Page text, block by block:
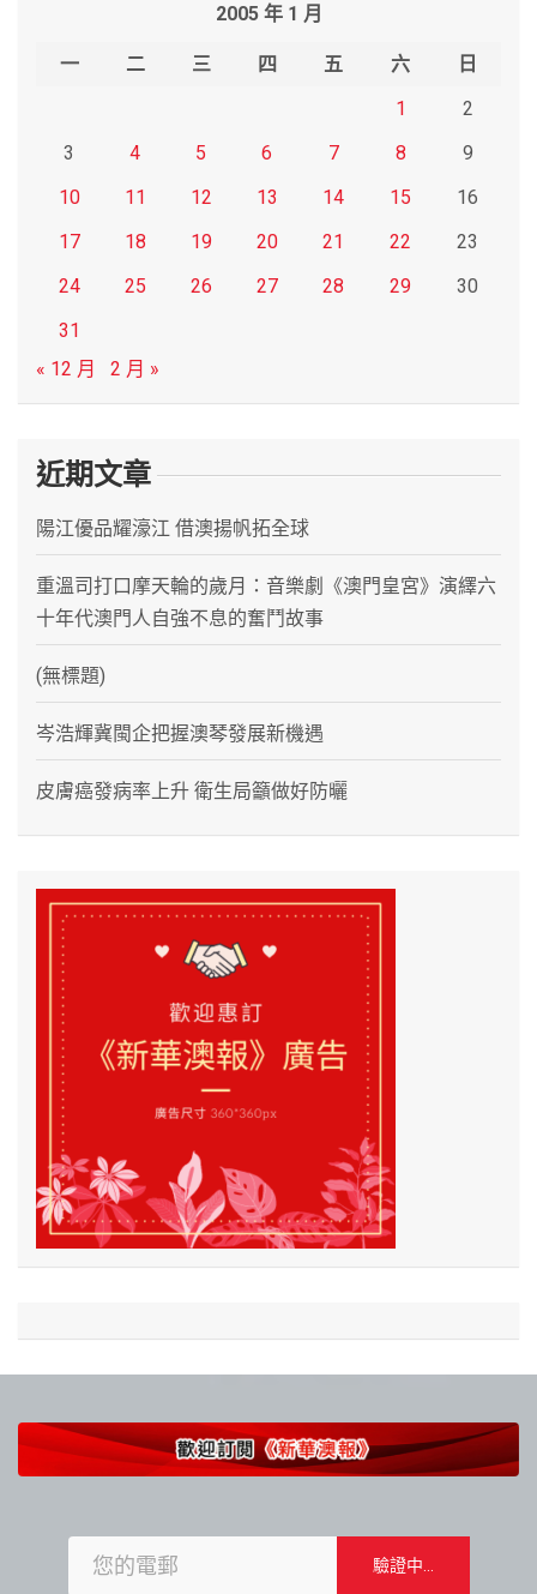
2005 年 1 月
一 二 三 四 五 六
日
1
2
3
4 5 6 7 8
9
10
11 12 13 14 15
16
17
18 19 20 21 22
23
24
25 26 27 28 29
30
31
« 12 月
2 月 »
近期文章
陽江優品耀濠江 借澳揚帆拓全球
重溫司打口摩天輪的歲月：音樂劇《澳門皇宮》演繹六
十年代澳門人自強不息的奮鬥故事
(無標題)
岑浩輝冀閩企把握澳琴發展新機遇
皮膚癌發病率上升 衛生局籲做好防曬